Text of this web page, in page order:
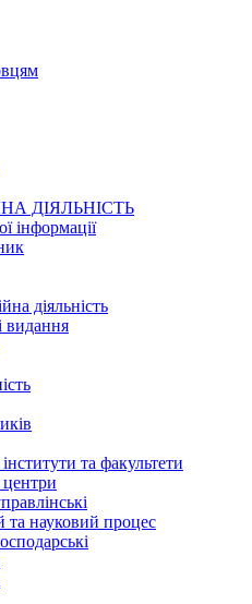
ДІЯЛЬНІСТЬ
інформації
діяльність
видання
та факультети
центри
та науковий процес